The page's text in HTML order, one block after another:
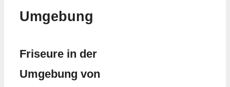
Umgebung
Friseure in der
Umgebung von